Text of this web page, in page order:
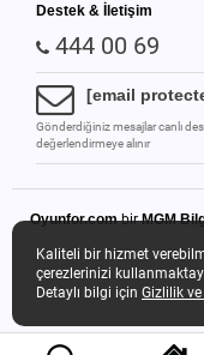
Kaliteli bir hizmet
çerezlerinizi
Detaylı bilgi için Gizlilik ve
Destek & İletişim
444 00 69
[email
Gönderdiğiniz mesajlar canlı
değerlendirmeye alınır
Oyunfor.combirMGM